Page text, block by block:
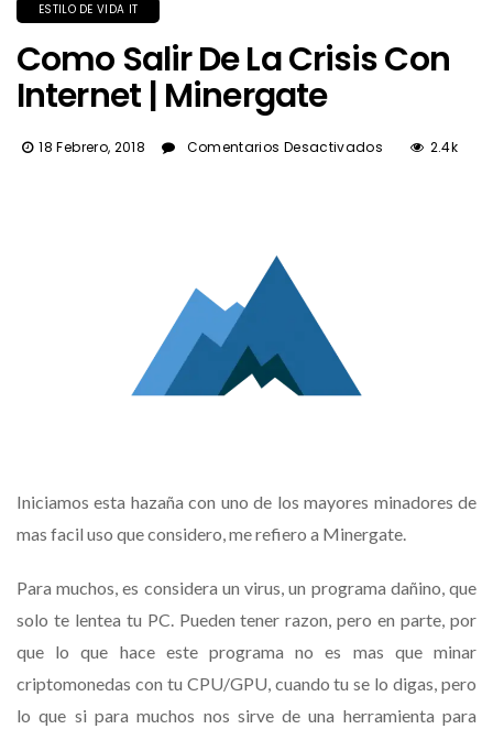
ESTILO DE VIDA IT
Como Salir De La Crisis Con
Internet | Minergate
18 Febrero, 2018 Comentarios Desactivados 2.4k
Iniciamos esta hazaña con uno de los mayores minadores de
mas facil uso que considero, me refiero a Minergate.
Para muchos, es considera un virus, un programa dañino, que
solo te lentea tu PC. Pueden tener razon, pero en parte, por
que lo que hace este programa no es mas que minar
criptomonedas con tu CPU/GPU, cuando tu se lo digas, pero
lo que si para muchos nos sirve de una herramienta para